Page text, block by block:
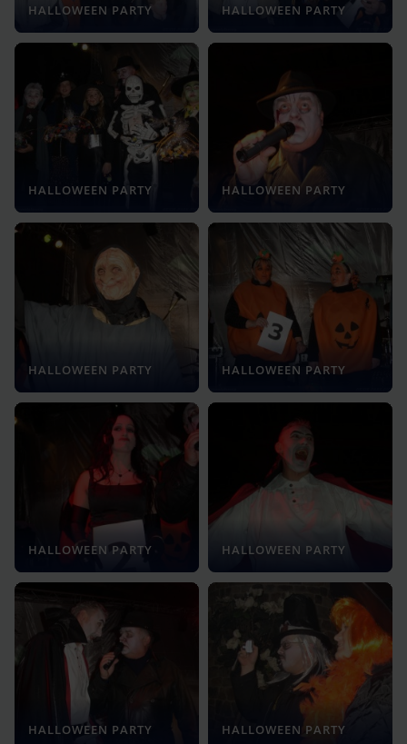
HALLOWEEN PARTY HALLOWEEN PARTY
HALLOWEEN PARTY HALLOWEEN PARTY
HALLOWEEN PARTY HALLOWEEN PARTY
HALLOWEEN PARTY HALLOWEEN PARTY
HALLOWEEN PARTY HALLOWEEN PARTY